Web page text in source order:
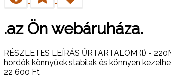
.az Ön webáruháza.
RÉSZLETES LEÍRÁS ŰRTARTALOM (l) -
hordók könnyűek,stabilak és könnyen
22 600 Ft